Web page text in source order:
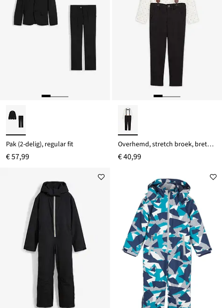
Pak (2-delig), regular fit
€ 57,99
Overhemd, stretch broek, bretels en vlinderstrik (4-dlg. set)
€ 40,99